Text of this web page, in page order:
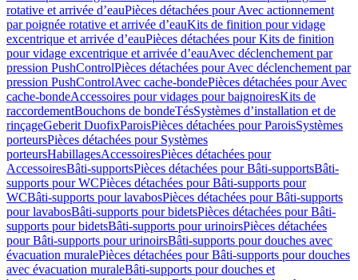
rotative et arrivée d’eauPièces détachées pour Avec actionnement
par poignée rotative et arrivée d’eauKits de finition pour vidage
excentrique et arrivée d’eauPièces détachées pour Kits de finition
pour vidage excentrique et arrivée d’eauAvec déclenchement par
pression PushControlPièces détachées pour Avec déclenchement par
pression PushControlAvec cache-bondePièces détachées pour Avec
cache-bondeAccessoires pour vidages pour baignoiresKits de
raccordementBouchons de bondeTésSystèmes d’installation et de
rinçageGeberit DuofixParoisPièces détachées pour ParoisSystèmes
porteursPièces détachées pour Systèmes
porteursHabillagesAccessoiresPièces détachées pour
AccessoiresBâti-supportsPièces détachées pour Bâti-supportsBâti-
supports pour WCPièces détachées pour Bâti-supports pour
WCBâti-supports pour lavabosPièces détachées pour Bâti-supports
pour lavabosBâti-supports pour bidetsPièces détachées pour Bâti-
supports pour bidetsBâti-supports pour urinoirsPièces détachées
pour Bâti-supports pour urinoirsBâti-supports pour douches avec
évacuation muralePièces détachées pour Bâti-supports pour douches
avec évacuation muraleBâti-supports pour douches et